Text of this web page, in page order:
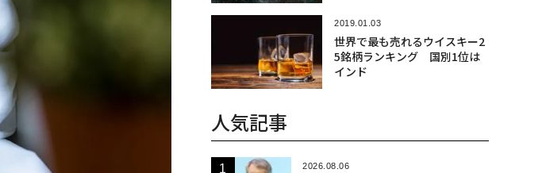
2019.01.03
世界で最も売れるウイスキー2
5銘柄ランキング 国別1位は
インド
人気記事
2026.08.06